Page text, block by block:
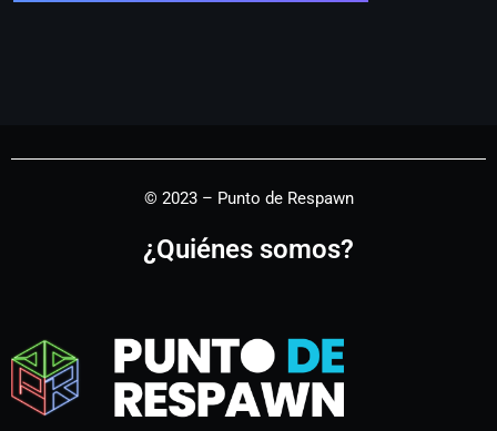
© 2023 – Punto de Respawn
¿Quiénes somos?